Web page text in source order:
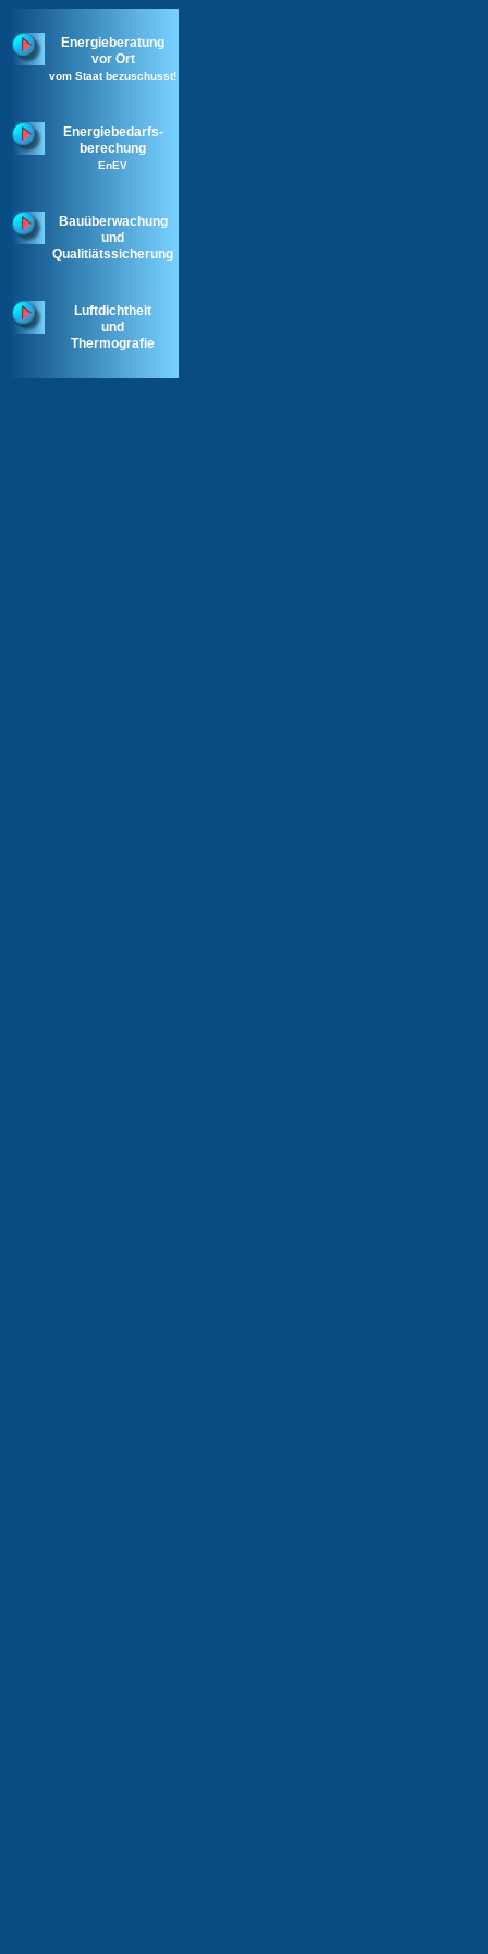
Energieberatung
vor Ort
vom Staat bezuschusst!
Energiebedarfs-
berechung
EnEV
Bauüberwachung
und
Qualitiätssicherung
Luftdichtheit
und
Thermografie